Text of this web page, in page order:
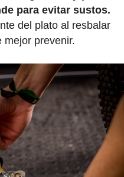
para evitar sustos.
del plato al resbalar
mejor prevenir.